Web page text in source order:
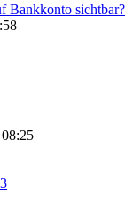
Bankkonto sichtbar?